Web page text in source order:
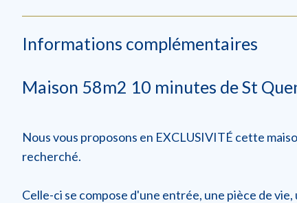
Informations complémentaires
Maison 58m2 10 minutes de St
Nous vous proposons en EXCLUSIVITÉ cette
recherché.
Celle-ci se compose d'une entrée, une pièce de